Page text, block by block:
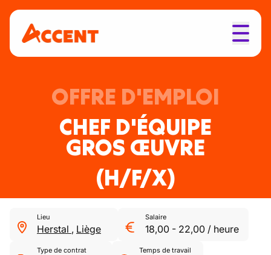
OFFRE D'EMPLOI
CHEF D'ÉQUIPE
GROS ŒUVRE
(H/F/X)
Lieu
Herstal , Liège
Salaire
18,00 - 22,00 / heure
Type de contrat Temps de travail